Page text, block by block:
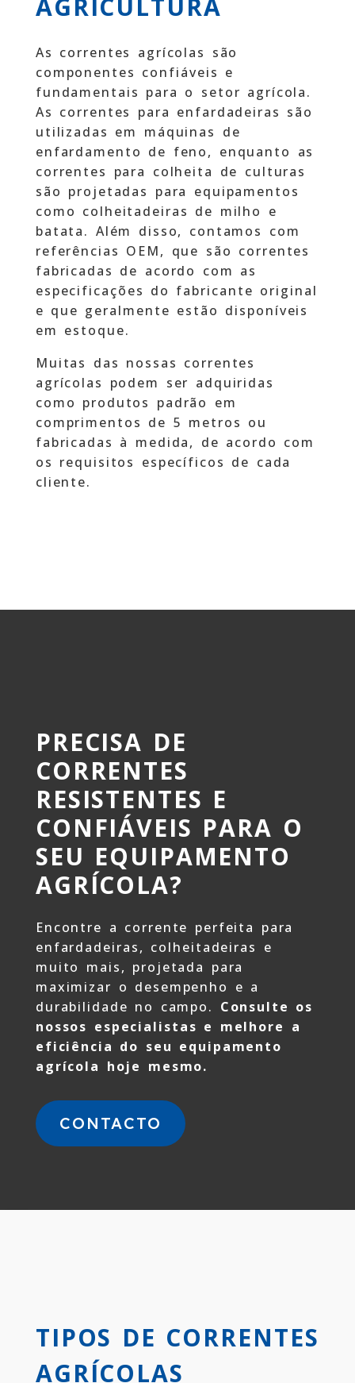
AGRICULTURA
As correntes agrícolas são
componentes confiáveis e
fundamentais para o setor agrícola.
As correntes para enfardadeiras são
utilizadas em máquinas de
enfardamento de feno, enquanto as
correntes para colheita de culturas
são projetadas para equipamentos
como colheitadeiras de milho e
batata. Além disso, contamos com
referências OEM, que são correntes
fabricadas de acordo com as
especificações do fabricante original
e que geralmente estão disponíveis
em estoque.
Muitas das nossas correntes
agrícolas podem ser adquiridas
como produtos padrão em
comprimentos de 5 metros ou
fabricadas à medida, de acordo com
os requisitos específicos de cada
cliente.
PRECISA DE
CORRENTES
RESISTENTES E
CONFIÁVEIS PARA O
SEU EQUIPAMENTO
AGRÍCOLA?
Encontre a corrente perfeita para
enfardadeiras, colheitadeiras e
muito mais, projetada para
maximizar o desempenho e a
durabilidade no campo. Consulte os
nossos especialistas e melhore a
eficiência do seu equipamento
agrícola hoje mesmo.
CONTACTO
TIPOS DE CORRENTES
AGRÍCOLAS